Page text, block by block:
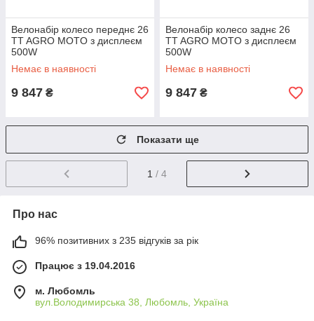
Велонабір колесо переднє 26
TT AGRO MOTO з дисплеєм
500W
Немає в наявності
9 847 ₴
Велонабір колесо заднє 26
TT AGRO MOTO з дисплеєм
500W
Немає в наявності
9 847 ₴
Показати ще
1 / 4
Про нас
96% позитивних з 235 відгуків за рік
Працює з 19.04.2016
м. Любомль
вул.Володимирська 38, Любомль, Україна